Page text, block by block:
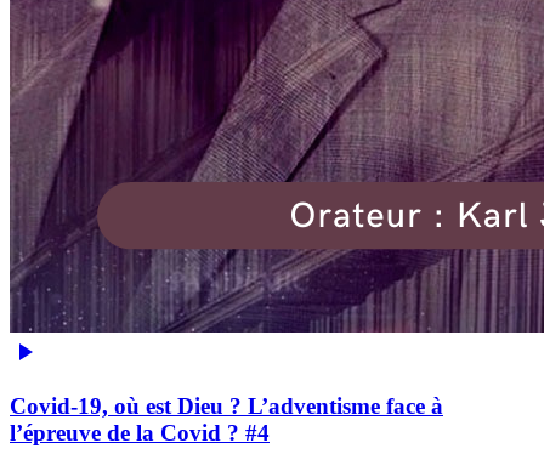
Covid-19, où est Dieu ? L’adventisme face à
l’épreuve de la Covid ? #4